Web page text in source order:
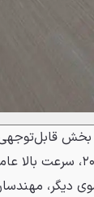
قابل‌توجهی
دیگر،